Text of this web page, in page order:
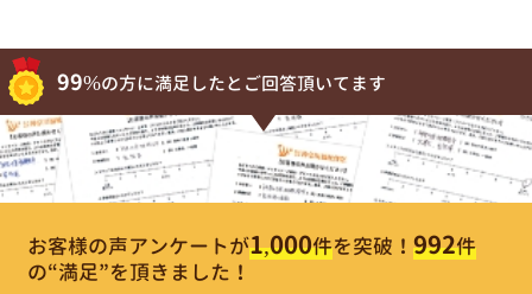
99%の方に満足したとご回答頂いてます
お客様の声アンケートが1,000件を突破！ 992件
の“満足”を頂きました！